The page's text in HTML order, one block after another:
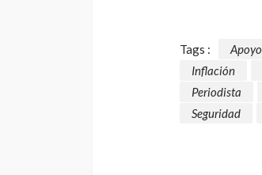
Tags : Apoyo
Inflación
Periodista
Seguridad